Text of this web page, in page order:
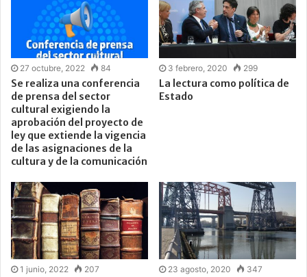
27 octubre, 2022 84
Se realiza una conferencia
de prensa del sector
cultural exigiendo la
aprobación del proyecto de
ley que extiende la vigencia
de las asignaciones de la
cultura y de la comunicación
3 febrero, 2020 299
La lectura como política de
Estado
1 junio, 2022 207 23 agosto, 2020 347